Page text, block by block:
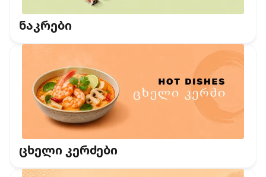
ნაკრები
ცხელი კერძები